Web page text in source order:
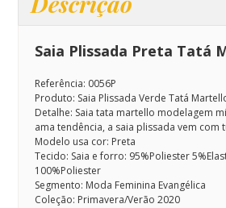
Saia Plissada Preta Tatá
Referência: 0056P
Produto: Saia Plissada Verde Tatá
Detalhe: Saia tata martello modelagem
ama tendência, a saia plissada vem com
Modelo usa cor: Preta
Tecido: Saia e forro: 95%Poliester
100%Poliester
Segmento: Moda Feminina Evangélica
Coleção: Primavera/Verão 2020